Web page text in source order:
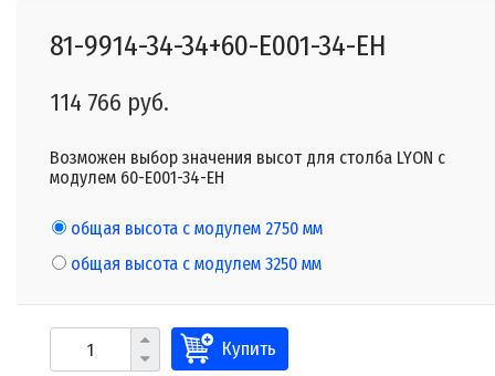
81-9914-34-34+60-E001-34-EH
114 766 руб.
Возможен выбор значения высот для столба LYON с
модулем 60-E001-34-EH
общая высота с модулем 2750 мм
общая высота с модулем 3250 мм
Купить